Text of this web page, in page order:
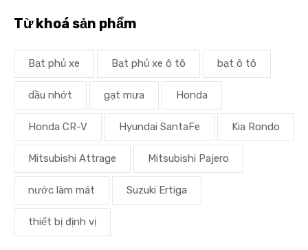
Từ khoá sản phẩm
Bạt phủ xe Bạt phủ xe ô tô bạt ô tô
dầu nhớt gạt mưa Honda
Honda CR-V Hyundai SantaFe Kia Rondo
Mitsubishi Attrage Mitsubishi Pajero
nước làm mát Suzuki Ertiga
thiết bị định vị